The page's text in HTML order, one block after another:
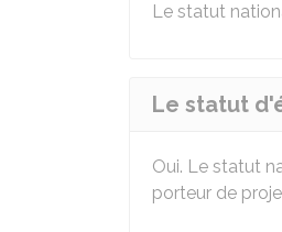
Le statut
Le statut
Oui. Le statut
porteur de